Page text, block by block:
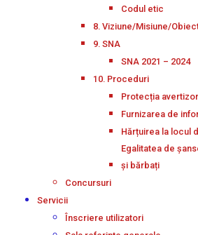
Codul etic
8. Viziune/Misiune/
9. SNA
SNA 2021 – 2024
10. Proceduri
Protecția
Furnizarea de
Hărțuirea la locul
Egalitatea de
și bărbați
Concursuri
Servicii
Înscriere utilizatori